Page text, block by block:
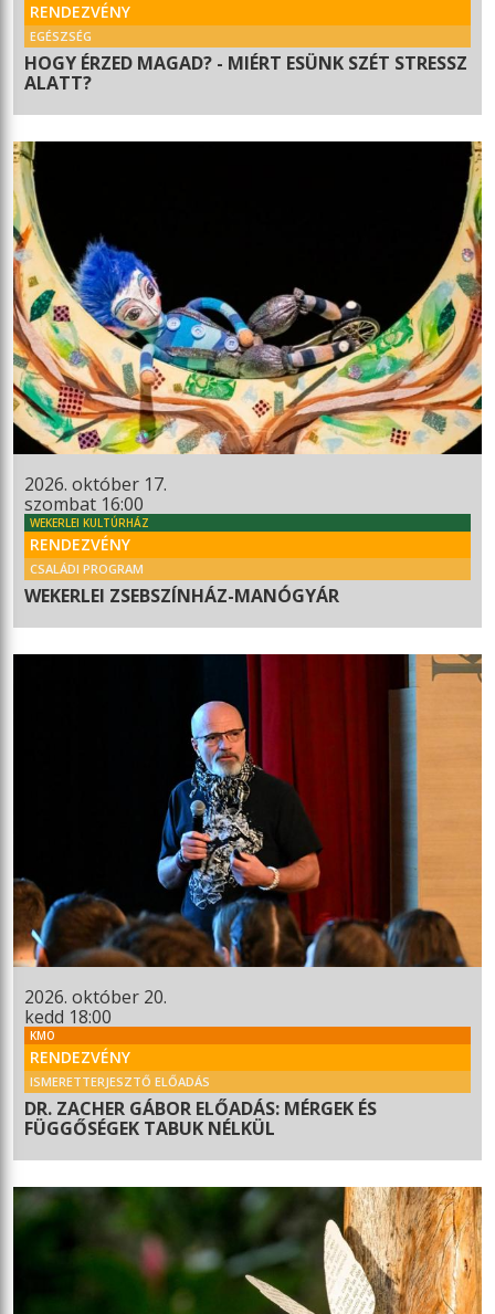
RENDEZVÉNY
EGÉSZSÉG
HOGY ÉRZED MAGAD? - MIÉRT ESÜNK SZÉT STRESSZ
ALATT?
2026. október 17.
szombat 16:00
WEKERLEI KULTÚRHÁZ
RENDEZVÉNY
CSALÁDI PROGRAM
WEKERLEI ZSEBSZÍNHÁZ-MANÓGYÁR
2026. október 20.
kedd 18:00
KMO
RENDEZVÉNY
ISMERETTERJESZTŐ ELŐADÁS
DR. ZACHER GÁBOR ELŐADÁS: MÉRGEK ÉS
FÜGGŐSÉGEK TABUK NÉLKÜL